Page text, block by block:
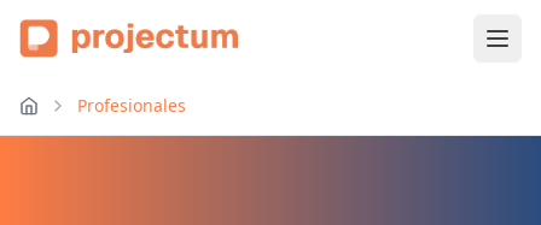
Profesionales